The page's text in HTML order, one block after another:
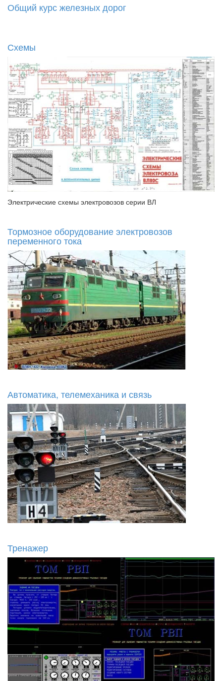
Общий курс железных дорог
Схемы
Электрические схемы электровозов серии ВЛ
Тормозное оборудование электровозов
переменного тока
Автоматика, телемеханика и связь
Тренажер